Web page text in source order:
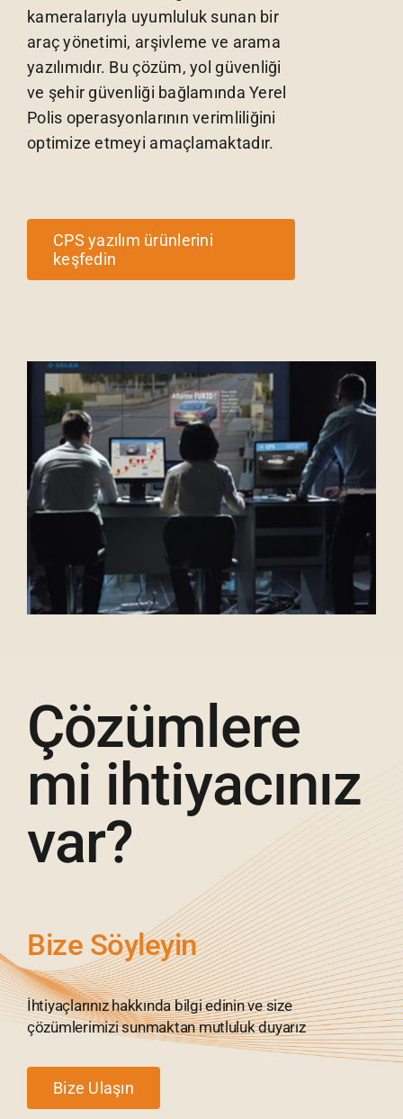
kameralarıyla uyumluluk sunan bir
araç yönetimi, arşivleme ve arama
yazılımıdır. Bu çözüm, yol güvenliği
ve şehir güvenliği bağlamında Yerel
Polis operasyonlarının verimliliğini
optimize etmeyi amaçlamaktadır.
CPS yazılım ürünlerini
keşfedin
Çözümlere
mi ihtiyacınız
var?
Bize Söyleyin
İhtiyaçlarınız hakkında bilgi edinin ve size
çözümlerimizi sunmaktan mutluluk duyarız
Bize Ulaşın